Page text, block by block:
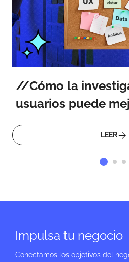
Cómo la
usuarios puede
producto
LEER
Impulsa tu negocio
Conectamos los objetivos del